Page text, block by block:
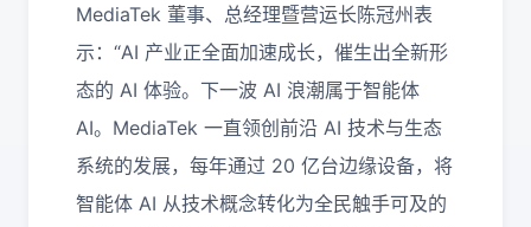
MediaTek 董事、总经理暨营运长陈冠州表
示：“AI 产业正全面加速成长，催生出全新形
态的 AI 体验。下一波 AI 浪潮属于智能体
AI。MediaTek 一直领创前沿 AI 技术与生态
系统的发展，每年通过 20 亿台边缘设备，将
智能体 AI 从技术概念转化为全民触手可及的